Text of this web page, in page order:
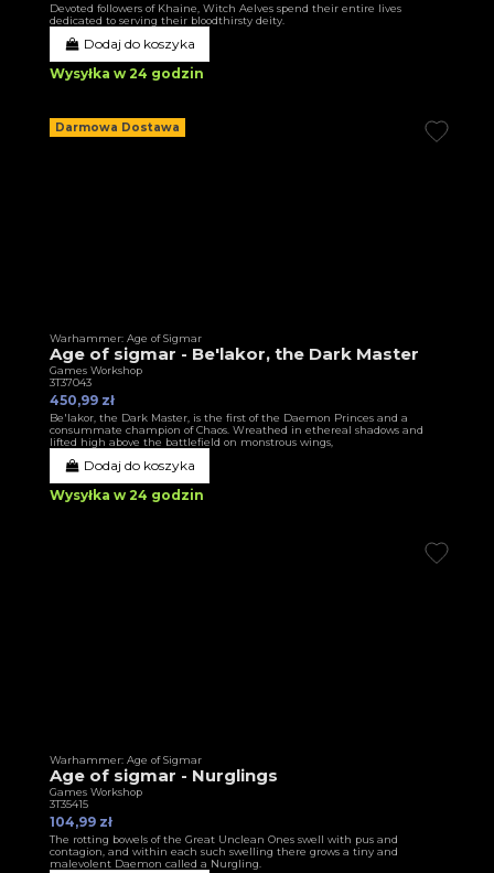
Devoted followers of Khaine, Witch Aelves spend their entire lives
dedicated to serving their bloodthirsty deity.
Dodaj do koszyka
Wysyłka w 24 godzin
Darmowa Dostawa
Warhammer: Age of Sigmar
Age of sigmar - Be'lakor, the Dark Master
Games Workshop
3T37043
450,99 zł
Be'lakor, the Dark Master, is the first of the Daemon Princes and a
consummate champion of Chaos. Wreathed in ethereal shadows and
lifted high above the battlefield on monstrous wings,
Dodaj do koszyka
Wysyłka w 24 godzin
Warhammer: Age of Sigmar
Age of sigmar - Nurglings
Games Workshop
3T35415
104,99 zł
The rotting bowels of the Great Unclean Ones swell with pus and
contagion, and within each such swelling there grows a tiny and
malevolent Daemon called a Nurgling.